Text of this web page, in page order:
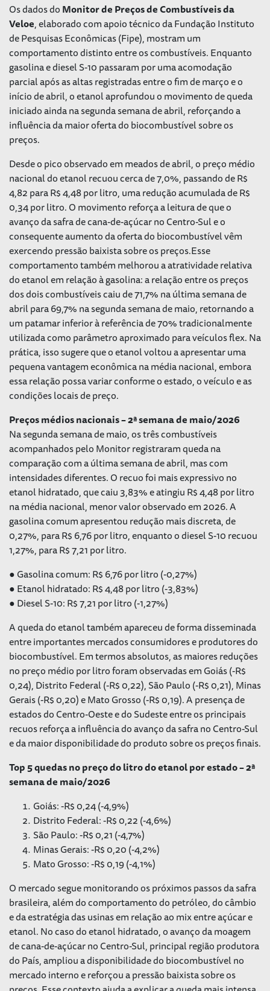
Os dados doMonitor de Preços de Combustíveis da
Veloe, elaborado com apoio técnico da Fundação Instituto
de Pesquisas Econômicas (Fipe), mostram um
comportamento distinto entre os combustíveis. Enquanto
gasolina e diesel S-10 passaram por uma acomodação
parcial após as altas registradas entre o fim de março e o
início de abril, o etanol aprofundou o movimento de queda
iniciado ainda na segunda semana de abril, reforçando a
influência da maior oferta do biocombustível sobre os
preços.
Desde o pico observado em meados de abril, o preço médio
nacional do etanol recuou cerca de 7,0%, passando de R$
4,82 para R$ 4,48 por litro, uma redução acumulada de R$
0,34 por litro. O movimento reforça a leitura de que o
avanço da safra de cana-de-açúcar no Centro-Sul e o
consequente aumento da oferta do biocombustível vêm
exercendo pressão baixista sobre os preços.Esse
comportamento também melhorou a atratividade relativa
do etanol em relação à gasolina: a relação entre os preços
dos dois combustíveis caiu de 71,7% na última semana de
abril para 69,7% na segunda semana de maio, retornando a
um patamar inferior à referência de 70% tradicionalmente
utilizada como parâmetro aproximado para veículos flex. Na
prática, isso sugere que o etanol voltou a apresentar uma
pequena vantagem econômica na média nacional, embora
essa relação possa variar conforme o estado, o veículo e as
condições locais de preço.
Preços médios nacionais – 2ª semana de maio/2026
Na segunda semana de maio, os três combustíveis
acompanhados pelo Monitor registraram queda na
comparação com a última semana de abril, mas com
intensidades diferentes. O recuo foi mais expressivo no
etanol hidratado, que caiu 3,83% e atingiu R$ 4,48 por litro
na média nacional, menor valor observado em 2026. A
gasolina comum apresentou redução mais discreta, de
0,27%, para R$ 6,76 por litro, enquanto o diesel S-10 recuou
1,27%, para R$ 7,21 por litro.
● Gasolina comum: R$ 6,76 por litro (-0,27%)
● Etanol hidratado: R$ 4,48 por litro (-3,83%)
● Diesel S-10: R$ 7,21 por litro (-1,27%)
A queda do etanol também apareceu de forma disseminada
entre importantes mercados consumidores e produtores do
biocombustível. Em termos absolutos, as maiores reduções
no preço médio por litro foram observadas em Goiás (-R$
0,24), Distrito Federal (-R$ 0,22), São Paulo (-R$ 0,21), Minas
Gerais (-R$ 0,20) e Mato Grosso (-R$ 0,19). A presença de
estados do Centro-Oeste e do Sudeste entre os principais
recuos reforça a influência do avanço da safra no Centro-Sul
e da maior disponibilidade do produto sobre os preços finais.
Top 5 quedas no preço do litro do etanol por estado – 2ª
semana de maio/2026
Goiás: -R$ 0,24 (-4,9%)
Distrito Federal: -R$ 0,22 (-4,6%)
São Paulo: -R$ 0,21 (-4,7%)
Minas Gerais: -R$ 0,20 (-4,2%)
Mato Grosso: -R$ 0,19 (-4,1%)
O mercado segue monitorando os próximos passos da safra
brasileira, além do comportamento do petróleo, do câmbio
e da estratégia das usinas em relação aomixentre açúcar e
etanol. No caso do etanol hidratado, o avanço da moagem
de cana-de-açúcar no Centro-Sul, principal região produtora
do País, ampliou a disponibilidade do biocombustível no
mercado interno e reforçou a pressão baixista sobre os